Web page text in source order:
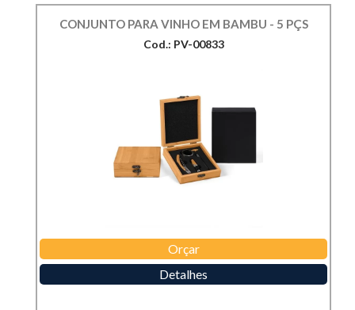
CONJUNTO PARA VINHO EM BAMBU - 5 PÇS
Cod.: PV-00833
Orçar
Detalhes